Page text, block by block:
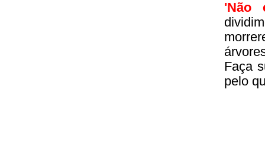
'Não
Faça
pelo